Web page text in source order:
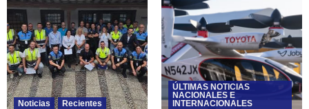
Noticias Recientes
ÚLTIMAS NOTICIAS
NACIONALES E
INTERNACIONALES